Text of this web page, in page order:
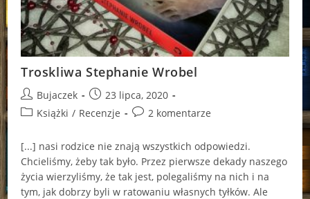
Troskliwa Stephanie Wrobel
Post
author:
Bujaczek
Post
published:
23 lipca, 2020
PostKsiążki / Recenzje
Post2 komentarze
[...] nasi rodzice nie znają wszystkich odpowiedzi.
Chcieliśmy, żeby tak było. Przez pierwsze dekady naszego
życia wierzyliśmy, że tak jest, polegaliśmy na nich i na
tym, jak dobrzy byli w ratowaniu własnych tyłków. Ale